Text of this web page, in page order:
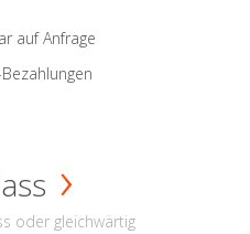
auf Anfrage
oder gleichwärtig